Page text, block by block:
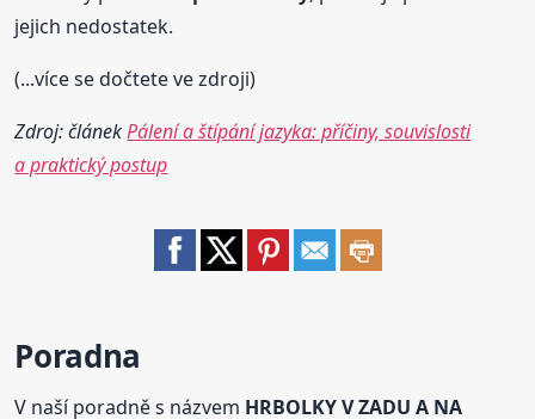
jejich nedostatek.
(...více se dočtete ve zdroji)
Zdroj: článekPálení a štípání jazyka: příčiny, souvislosti
a praktický postup
Poradna
V naší poradně s názvem HRBOLKY V ZADU A NA